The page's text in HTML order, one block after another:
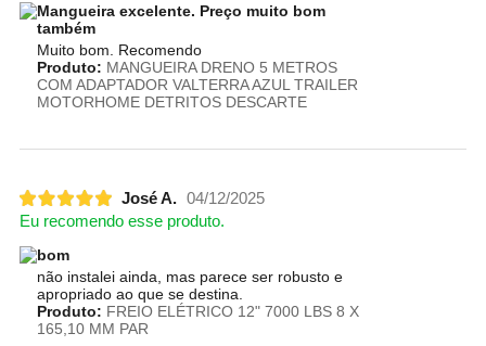
Mangueira excelente. Preço muito bom
também
Muito bom. Recomendo
Produto: MANGUEIRA DRENO 5 METROS
COM ADAPTADOR VALTERRA AZUL TRAILER
MOTORHOME DETRITOS DESCARTE
José A. 04/12/2025
Eu recomendo esse produto.
bom
não instalei ainda, mas parece ser robusto e
apropriado ao que se destina.
Produto: FREIO ELÉTRICO 12" 7000 LBS 8 X
165,10 MM PAR